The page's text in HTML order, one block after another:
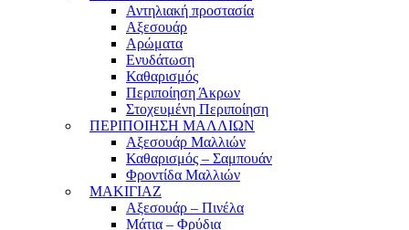
Αντηλιακή προστασία
Αξεσουάρ
Αρώματα
Ενυδάτωση
Καθαρισμός
Περιποίηση Άκρων
Στοχευμένη Περιποίηση
ΠΕΡΙΠΟΙΗΣΗ ΜΑΛΛΙΩΝ
Αξεσουάρ Μαλλιών
Καθαρισμός – Σαμπουάν
Φροντίδα Μαλλιών
ΜΑΚΙΓΙΑΖ
Αξεσουάρ – Πινέλα
Μάτια – Φρύδια